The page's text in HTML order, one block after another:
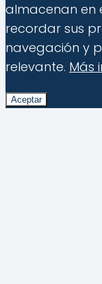
almacenan en
recordar sus
navegación y
relevante. Más
Aceptar